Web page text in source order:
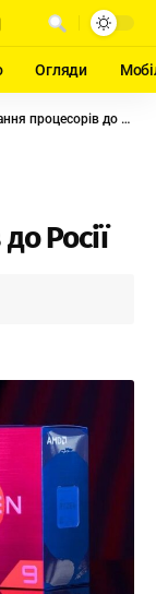
Огляди
до Росії
Росії